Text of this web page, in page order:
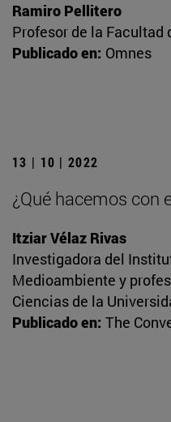
Ramiro Pellitero
Profesor de la Facultad
Publicado en: Omnes
13 | 10 | 2022
¿Qué hacemos con
Itziar Vélaz Rivas
Investigadora del
Medioambiente y
Ciencias de la
Publicado en: The